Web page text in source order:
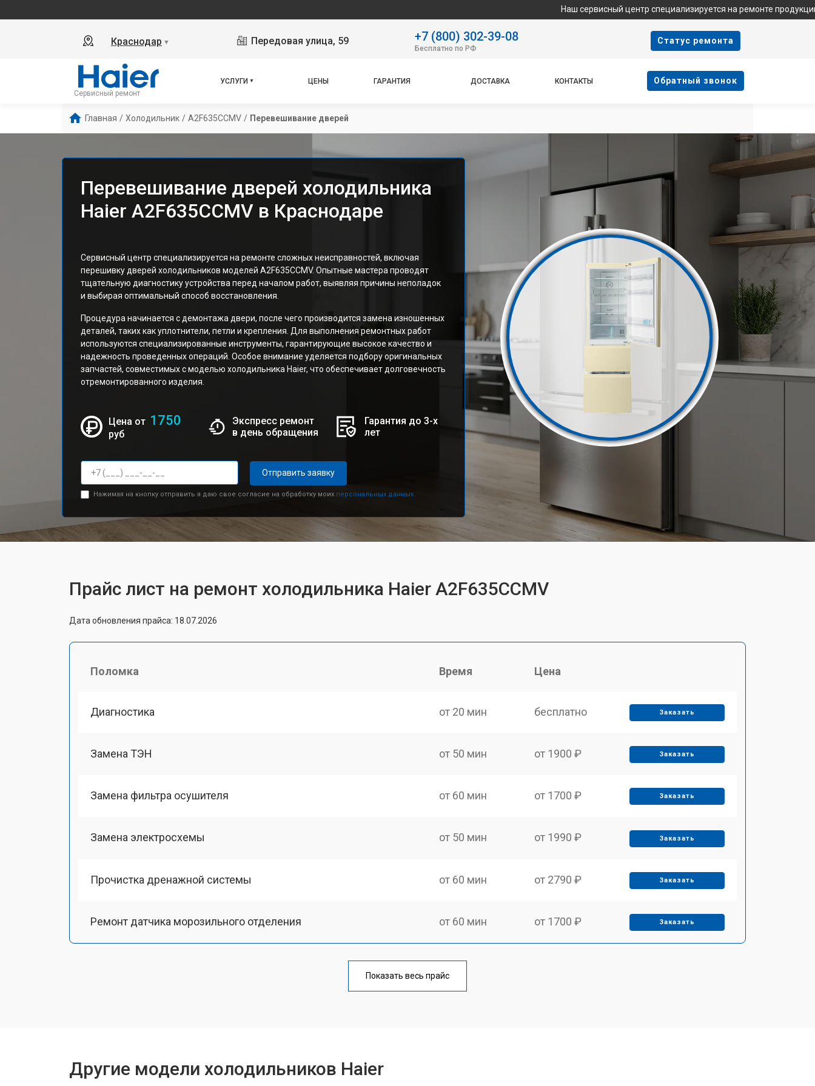
Наш сервисный центр специализируется на ремонте продукции
Краснодар ▼ Передовая улица, 59 +7 (800) 302-39-08
Бесплатно по РФ
Cтатус ремонта
Сервисный ремонт
УСЛУГИ ЦЕНЫ ГАРАНТИЯ ДОСТАВКА КОНТАКТЫ Oбратный звонок
Главная / Холодильник / A2F635CCMV / Перевешивание дверей
Перевешивание дверей холодильника
Haier A2F635CCMV в Краснодаре
Сервисный центр специализируется на ремонте сложных неисправностей, включая
перешивку дверей холодильников моделей A2F635CCMV. Опытные мастера проводят
тщательную диагностику устройства перед началом работ, выявляя причины неполадок
и выбирая оптимальный способ восстановления.
Процедура начинается с демонтажа двери, после чего производится замена изношенных
деталей, таких как уплотнители, петли и крепления. Для выполнения ремонтных работ
используются специализированные инструменты, гарантирующие высокое качество и
надежность проведенных операций. Особое внимание уделяется подбору оригинальных
запчастей, совместимых с моделью холодильника Haier, что обеспечивает долговечность
отремонтированного изделия.
Цена от 1750
руб
Экспресс ремонт
в день обращения
Гарантия до 3-х
лет
Отправить заявку
Нажимая на кнопку отправить я даю свое согласие на обработку моих персональных данных.
Прайс лист на ремонт холодильника Haier A2F635CCMV
Дата обновления прайса: 18.07.2026
Поломка Время Цена
Диагностика от 20 мин бесплатно Заказать
Замена ТЭН от 50 мин от 1900 ₽ Заказать
Замена фильтра осушителя от 60 мин от 1700 ₽ Заказать
Замена электросхемы от 50 мин от 1990 ₽ Заказать
Прочистка дренажной системы от 60 мин от 2790 ₽ Заказать
Ремонт датчика морозильного отделения от 60 мин от 1700 ₽ Заказать
от 50 мин
Показать весь прайс
Другие модели холодильников Haier